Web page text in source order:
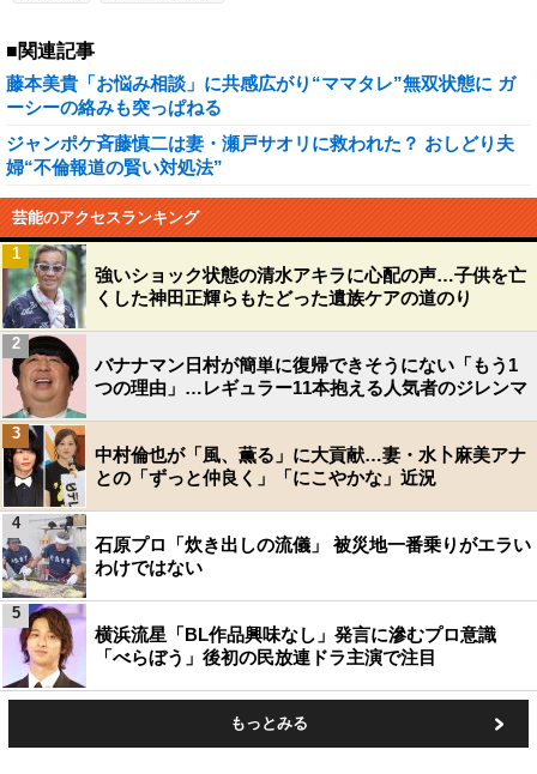
■関連記事
藤本美貴「お悩み相談」に共感広がり“ママタレ”無双状態に ガ
ーシーの絡みも突っぱねる
ジャンポケ斉藤慎二は妻・瀬戸サオリに救われた？ おしどり夫
婦“不倫報道の賢い対処法”
芸能のアクセスランキング
強いショック状態の清水アキラに心配の声…子供を亡
くした神田正輝らもたどった遺族ケアの道のり
1
バナナマン日村が簡単に復帰できそうにない「もう1
つの理由」…レギュラー11本抱える人気者のジレンマ
2
中村倫也が「風、薫る」に大貢献…妻・水卜麻美アナ
との「ずっと仲良く」「にこやかな」近況
3
石原プロ「炊き出しの流儀」 被災地一番乗りがエラい
わけではない
4
横浜流星「BL作品興味なし」発言に滲むプロ意識
「べらぼう」後初の民放連ドラ主演で注目
5
もっとみる